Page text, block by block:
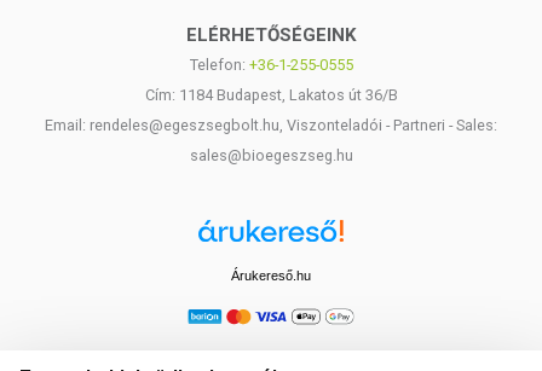
ELÉRHETŐSÉGEINK
Telefon: +36-1-255-0555
Cím: 1184 Budapest, Lakatos út 36/B
Email: rendeles@egeszsegbolt.hu, Viszonteladói - Partneri - Sales:
sales@bioegeszseg.hu
Árukereső.hu